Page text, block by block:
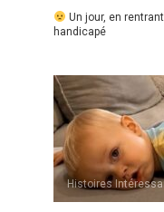
Un jour, en
handicapé
Histoires